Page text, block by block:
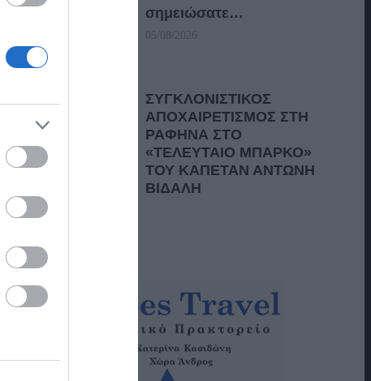
σημειώσατε…
05/08/2026
ΣΥΓΚΛΟΝΙΣΤΙΚΟΣ
ΑΠΟΧΑΙΡΕΤΙΣΜΟΣ ΣΤΗ
ΡΑΦΗΝΑ ΣΤΟ
«ΤΕΛΕΥΤΑΙΟ ΜΠΑΡΚΟ»
ΤΟΥ ΚΑΠΕΤΑΝ ΑΝΤΩΝΗ
ΒΙΔΑΛΗ
05/08/2026